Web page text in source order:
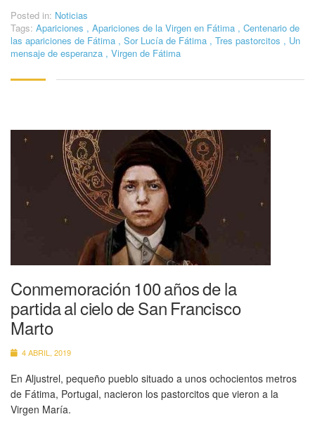
Posted in: Noticias
Tags: Apariciones , Apariciones de la Virgen en Fátima , Centenario de
las apariciones de Fátima , Sor Lucía de Fátima , Tres pastorcitos , Un
mensaje de esperanza , Virgen de Fátima
Conmemoración 100 años de la
partida al cielo de San Francisco
Marto
4 ABRIL, 2019
En Aljustrel, pequeño pueblo situado a unos ochocientos metros
de Fátima, Portugal, nacieron los pastorcitos que vieron a la
Virgen María.